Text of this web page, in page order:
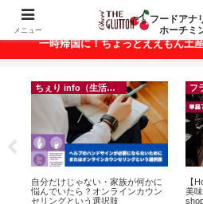
ベトナム・ホーチミンの美
一時帰国に！ちょっとええもん土
ちぇり info（生活情報）
自分だけじゃない・家族が何かに
悩んでいたら？オンラインカウン
セリングという選択肢
フ
【
美
メニュー
フードアナ
ホーチミ